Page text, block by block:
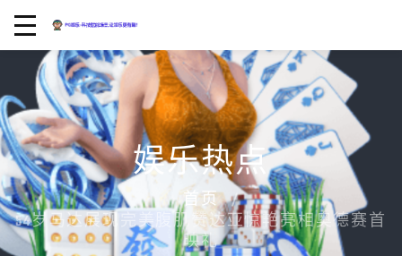
娱乐热点
首页
54岁马达展现完美腹肌赞达亚惊艳亮相奥德赛首
映礼